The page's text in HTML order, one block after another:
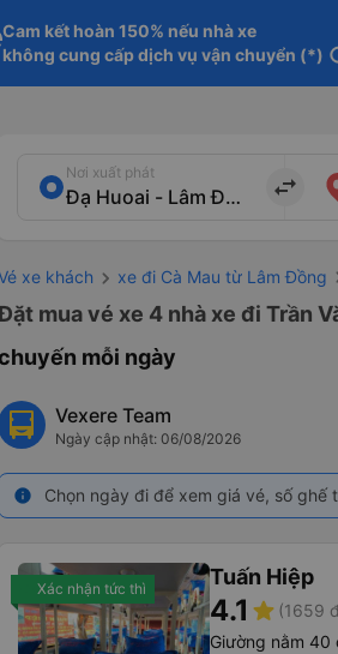
Cam kết hoàn 150% nếu nhà xe
không cung cấp dịch vụ vận chuyển (*)
Nơi xuất phát
import_export
xe khách xe đi Cà Mau từ Lâm Đồng
mua vé xe 4 nhà xe đi Trần
mỗi ngày
Vexere Team
Ngày cập nhật: 06/08/2026
info Chọn ngày đi để xem giá vé, số
Xác nhận tức thì Tuấn Hiệp
4.1 star (1659
Giường nằm 40